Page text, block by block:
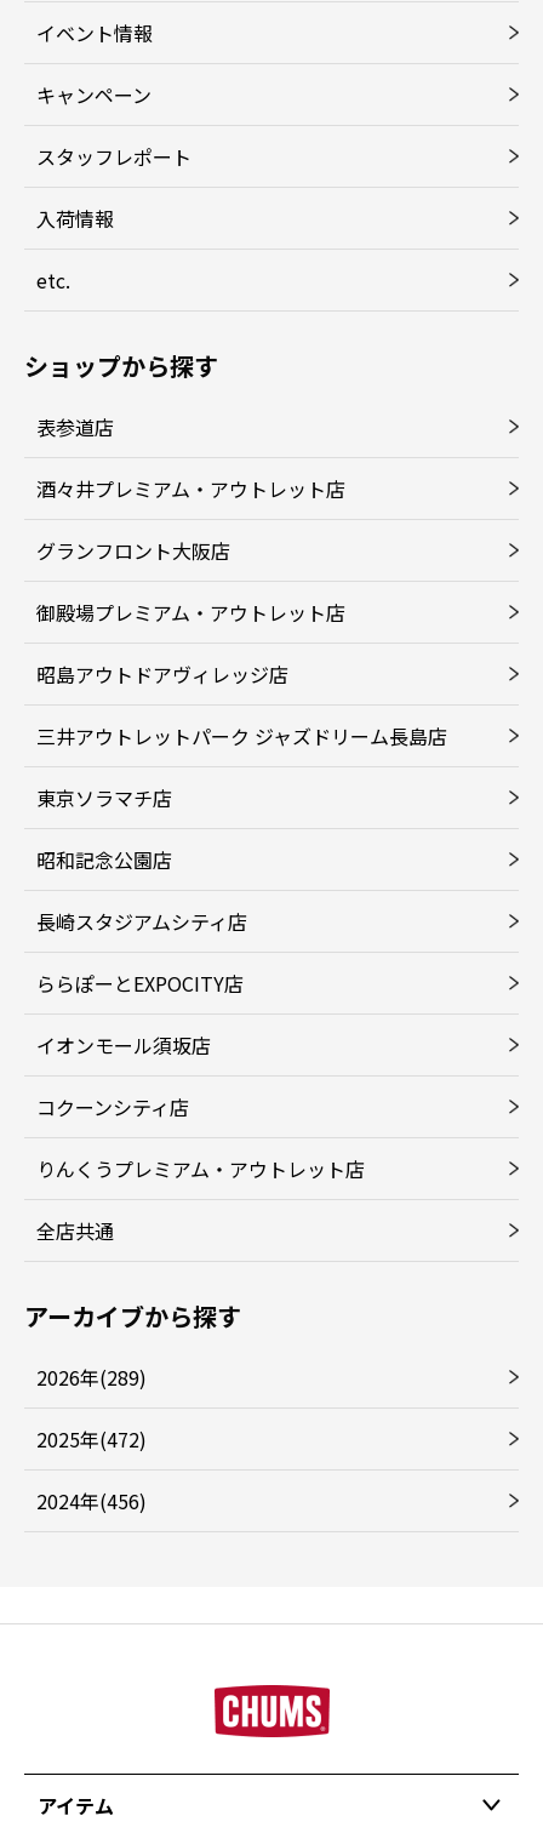
イベント情報
キャンペーン
スタッフレポート
入荷情報
etc.
ショップから探す
表参道店
酒々井プレミアム・アウトレット店
グランフロント大阪店
御殿場プレミアム・アウトレット店
昭島アウトドアヴィレッジ店
三井アウトレットパーク ジャズドリーム長島店
東京ソラマチ店
昭和記念公園店
長崎スタジアムシティ店
ららぽーとEXPOCITY店
イオンモール須坂店
コクーンシティ店
りんくうプレミアム・アウトレット店
全店共通
アーカイブから探す
2026年(289)
2025年(472)
2024年(456)
アイテム